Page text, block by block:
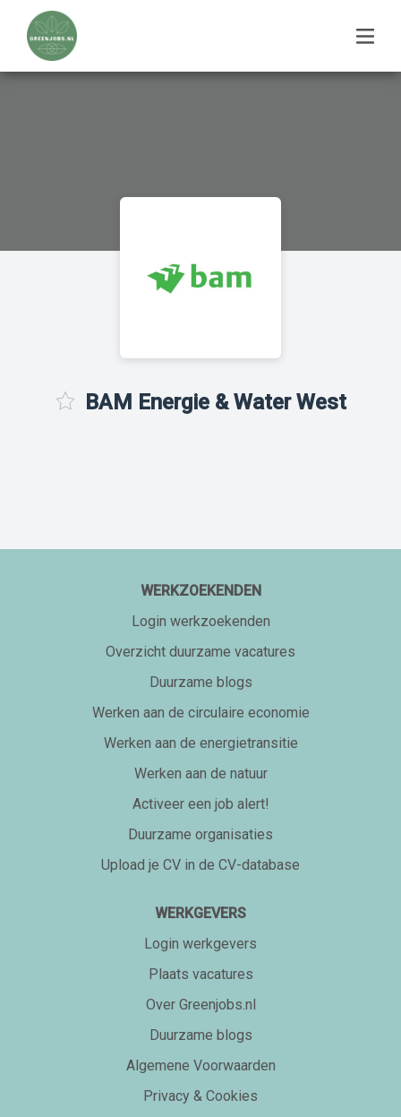
BAM Energie & Water West
WERKZOEKENDEN
Login werkzoekenden
Overzicht duurzame vacatures
Duurzame blogs
Werken aan de circulaire economie
Werken aan de energietransitie
Werken aan de natuur
Activeer een job alert!
Duurzame organisaties
Upload je CV in de CV-database
WERKGEVERS
Login werkgevers
Plaats vacatures
Over Greenjobs.nl
Duurzame blogs
Algemene Voorwaarden
Privacy & Cookies